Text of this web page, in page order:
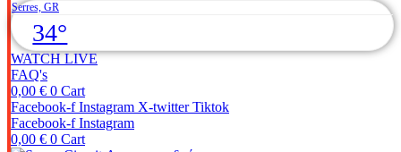
Serres, GR
34°
WATCH LIVE
FAQ's
0,00 € 0 Cart
Facebook-f Instagram X-twitter Tiktok
Facebook-f Instagram
0,00 € 0 Cart